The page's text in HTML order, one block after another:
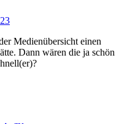
Medienübersicht einen
Dann wären die ja schön